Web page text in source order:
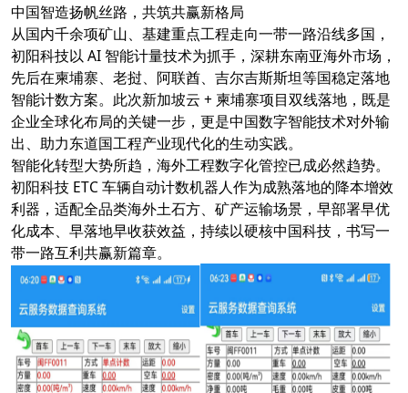
中国智造扬帆丝路，共筑共赢新格局
从国内千余项矿山、基建重点工程走向一带一路沿线多国，
初阳科技以 AI 智能计量技术为抓手，深耕东南亚海外市场，
先后在柬埔寨、老挝、阿联酋、吉尔吉斯斯坦等国稳定落地
智能计数方案。此次新加坡云 + 柬埔寨项目双线落地，既是
企业全球化布局的关键一步，更是中国数字智能技术对外输
出、助力东道国工程产业现代化的生动实践。
智能化转型大势所趋，海外工程数字化管控已成必然趋势。
初阳科技 ETC 车辆自动计数机器人作为成熟落地的降本增效
利器，适配全品类海外土石方、矿产运输场景，早部署早优
化成本、早落地早收获效益，持续以硬核中国科技，书写一
带一路互利共赢新篇章。